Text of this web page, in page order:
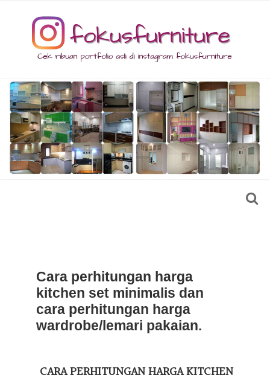
Cara perhitungan harga
kitchen set minimalis dan
cara perhitungan harga
wardrobe/lemari pakaian.